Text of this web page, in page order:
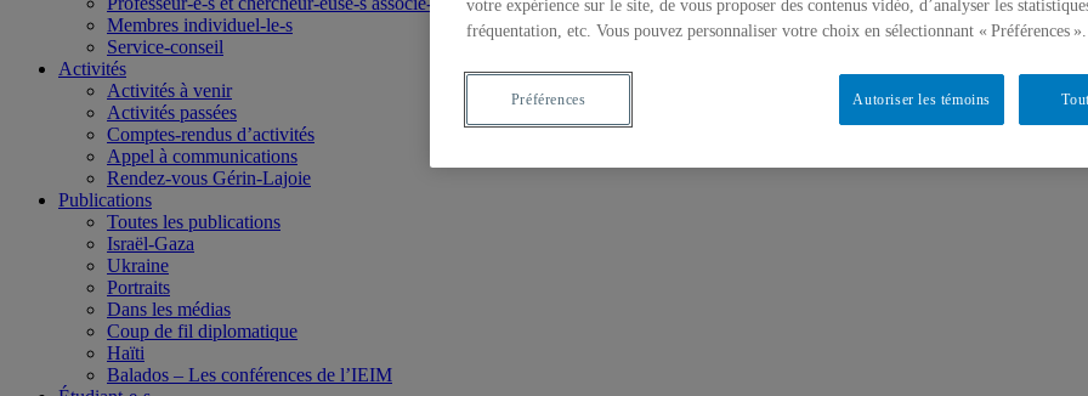
Membres individuel-le-s
Service-conseil
Activités
Activités à venir
Activités passées
Comptes-rendus d’activités
Appel à communications
Rendez-vous Gérin-Lajoie
Publications
Toutes les publications
Israël-Gaza
Ukraine
Portraits
Dans les médias
Coup de fil diplomatique
Haïti
Balados – Les conférences de l’IEIM
votre expérience sur le site, de vous proposer des contenus vidéo, d’analyser les
fréquentation, etc. Vous pouvez personnaliser votre choix en sélectionnant « Préférences ».
Autoriser les témoins
Préférences